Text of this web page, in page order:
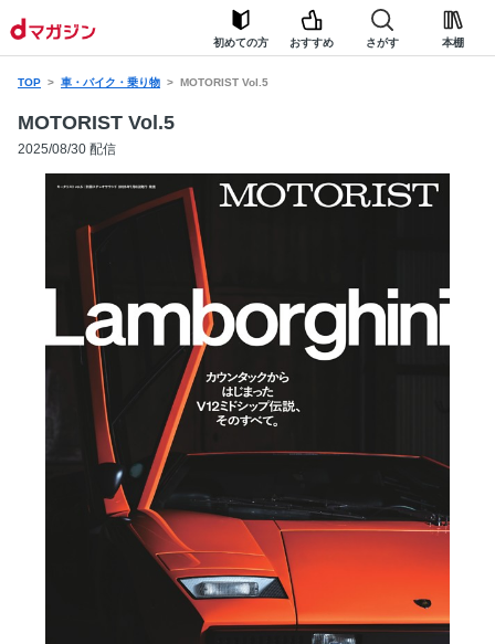
初めての方 おすすめ さがす 本棚
TOP 車・バイク・乗り物 MOTORIST Vol.5
MOTORIST Vol.5
2025/08/30 配信